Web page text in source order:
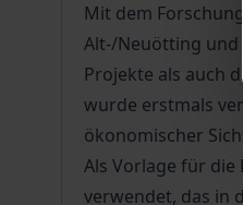
Mit dem
Alt-/Neuötting und
Projekte als auch
wurde erstmals
ökonomischer
Als Vorlage für
verwendet, das in